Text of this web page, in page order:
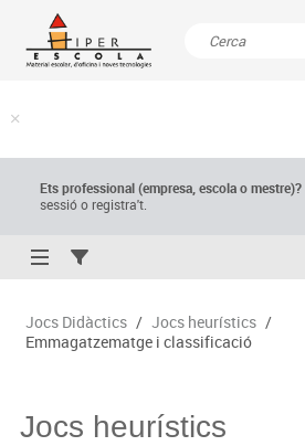
Ets professional (empresa,escola o mestre)?
sessió o registra't.
Jocs Didàctics / Jocs heurístics /
Emmagatzematge i classificació
Jocs heurístics